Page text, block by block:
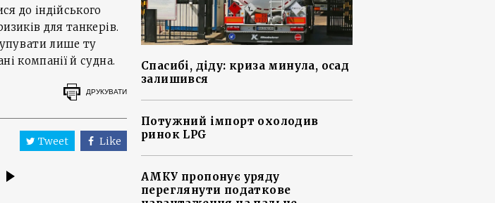
до індійського
для танкерів.
лише ту
компанії й судна.
ДРУКУВАТИ
Tweet Like
Спасибі, діду: криза минула, осад
залишився
Потужний імпорт охолодив
ринок LPG
АМКУ пропонує уряду
переглянути податкове